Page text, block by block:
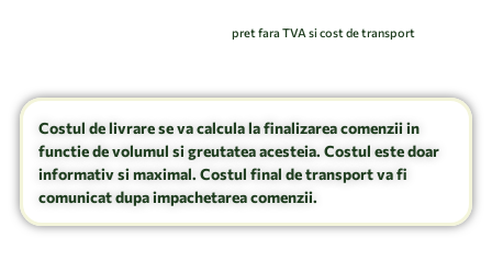
pret fara TVA si cost de transport
Costul de livrare se va calcula la finalizarea comenzii in
functie de volumul si greutatea acesteia. Costul este doar
informativ si maximal. Costul final de transport va fi
comunicat dupa impachetarea comenzii.